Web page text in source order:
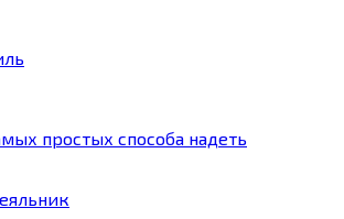
простых способа надеть